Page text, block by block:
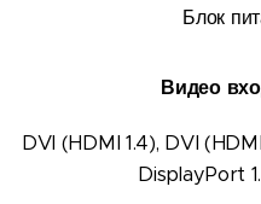
Блок
Видео
DVI (HDMI 1.4), DVI
DisplayPort